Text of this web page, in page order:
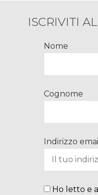
ISCRIVITI
Nome
Cognome
Indirizzo
Ho letto e